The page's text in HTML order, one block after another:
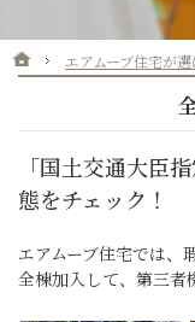
ホーム
エアムーブ住宅が
「国土交通大臣
態をチェック！
エアムーブ住宅では、
全棟加入して、第三者